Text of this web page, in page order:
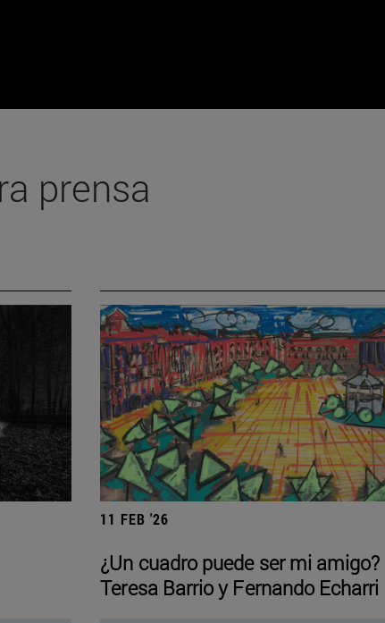
prensa
11 FEB '26
¿Un cuadro puede ser mi amigo?
Teresa Barrio y Fernando Echarri